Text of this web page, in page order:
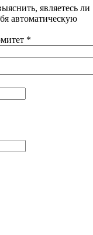
являетесь ли
автоматическую
*